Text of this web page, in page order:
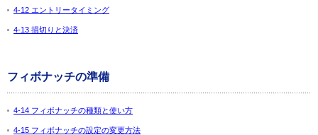
4-12 エントリータイミング
4-13 損切りと決済
フィボナッチの準備
4-14 フィボナッチの種類と使い方
4-15 フィボナッチの設定の変更方法